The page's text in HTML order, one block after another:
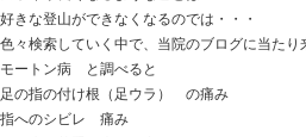
ときた整骨院
https://tokitaseikotsuin.com/
安定のサボり気味ですが
たまにはよろしくお願いします。